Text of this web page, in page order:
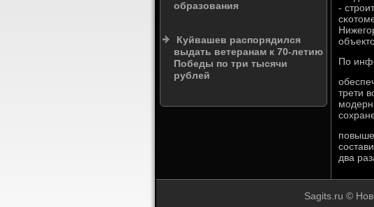
образования
Куйвашев распорядился
выдать ветеранам к 70-летию
Победы по три тысячи
рублей
-
По
трети
два
Sagits.ru ©